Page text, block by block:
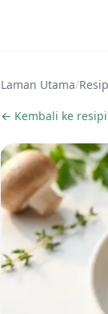
Laman Utama/
← Kembali ke resipi